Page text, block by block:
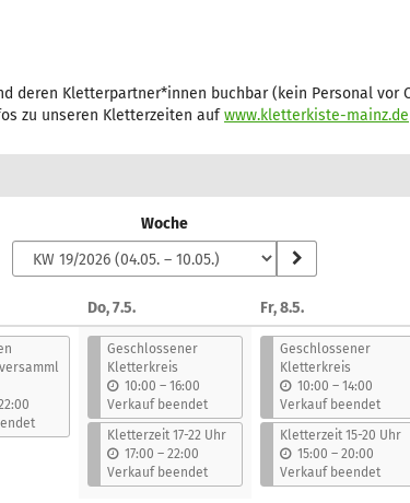
deren Kletterpartner*innen buchbar (kein Personal vor
zu unseren Kletterzeiten aufwww.kletterkiste-mainz.de
Woche
Do, 7.5.
Geschlossener
Kletterkreis
10:00 –b
i
s
16:00
Verkauf beendet
Kletterzeit 17-22 Uhr
17:00 –b
i
s
22:00
Verkauf beendet
Fr, 8.5.
Geschlossener
Kletterkreis
10:00 –b
i
s
14:00
Verkauf beendet
Kletterzeit 15-20 Uhr
15:00 –b
i
s
20:00
Verkauf beendet